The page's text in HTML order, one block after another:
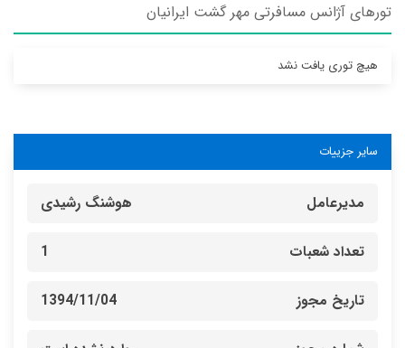
تورهای آژانس مسافرتی مهر گشت ايرانيان
هیچ توری یافت نشد
سایر جزییات
مدیرعامل هوشنگ رشیدی
تعداد شعبات 1
تاریخ مجوز 1394/11/04